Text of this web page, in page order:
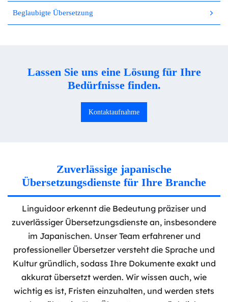
Beglaubigte Übersetzung
Lassen Sie uns eine Lösung für Ihre
Bedürfnisse finden.
Kontaktaufnahme
Zuverlässige japanische
Übersetzungsdienste für Ihre Branche
Linguidoor erkennt die Bedeutung präziser und
zuverlässiger Übersetzungsdienste an, insbesondere
im Japanischen. Unser Team erfahrener und
professioneller Übersetzer versteht die Sprache und
Kultur gründlich, sodass Ihre Dokumente exakt und
akkurat übersetzt werden. Wir wissen auch, wie
wichtig es ist, Fristen einzuhalten, und werden stets